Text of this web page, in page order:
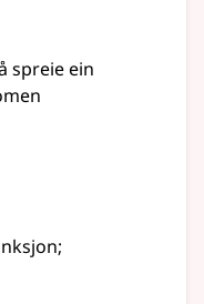
spreie ein
;